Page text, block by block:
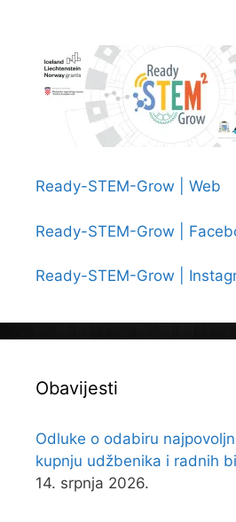
Ready-STEM-Grow | Web
Ready-STEM-Grow |
Ready-STEM-Grow |
Obavijesti
Odluke o odabiru
kupnju udžbenika i radnih
14. srpnja 2026.